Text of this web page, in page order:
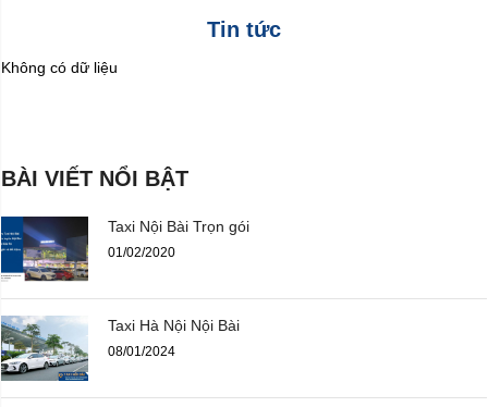
Tin tức
Không có dữ liệu
BÀI VIẾT NỔI BẬT
Taxi Nội Bài Trọn gói
01/02/2020
Taxi Hà Nội Nội Bài
08/01/2024